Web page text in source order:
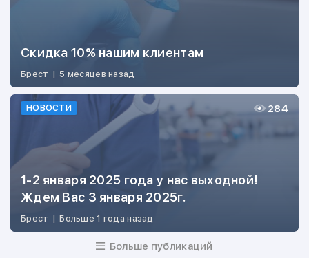
Скидка 10% нашим клиентам
Брест | 5 месяцев назад
НОВОСТИ
1-2 января 2025 года у нас выходной!
Ждем Вас 3 января 2025г.
Брест | Больше 1 года назад
284
Больше публикаций